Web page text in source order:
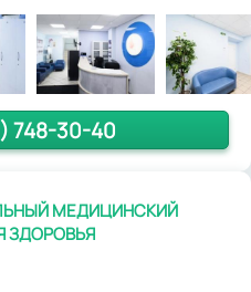
748-30-40
МЕДИЦИНСКИЙ
ЗДОРОВЬЯ